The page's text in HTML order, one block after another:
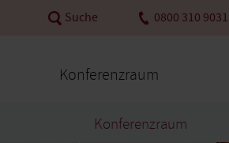
Suche 0800 310 9031
Konferenzraum
Konferenzraum